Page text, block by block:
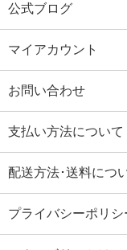
公式ブログ
マイアカウント
お問い合わせ
支払い方法について
配送方法･送料につ
プライバシーポリシ